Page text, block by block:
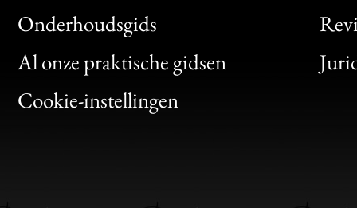
Onderhoudsgids
Al onze praktische gidsen
Cookie-instellingen
Bon
Clic